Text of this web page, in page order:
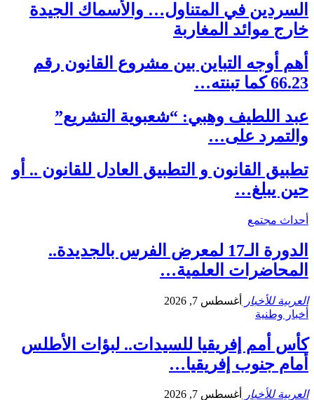
السردين في المتناول… والأسماك الجيدة
خارج موائد المغاربة
أهم أوجه التباين بين مشروع القانون رقم
66.23 كما تبنته…
عبد اللطيف وهبي: “شعبوية التشريع”
والتمرد على…
تطبيق القانون و التطبيق العادل للقانون .. أو
حين يبلغ…
أحداث مجتمع
الدورة الـ17 لمعرض الفرس بالجديدة..
المحاضرات العلمية…
العربية للأخبار
أغسطس 7, 2026
أخبار وطنية
كأس أمم إفريقيا للسيدات.. لبؤات الأطلس
أمام جنوب إفريقيا…
العربية للأخبار أغسطس 7, 2026